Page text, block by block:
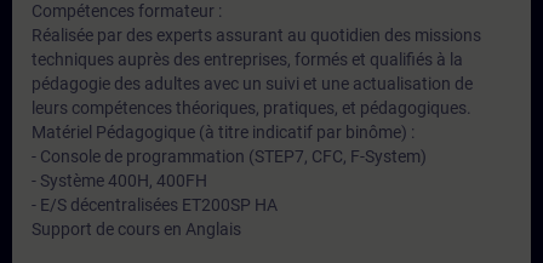
Compétences formateur :
Réalisée par des experts assurant au quotidien des missions
techniques auprès des entreprises, formés et qualifiés à la
pédagogie des adultes avec un suivi et une actualisation de
leurs compétences théoriques, pratiques, et pédagogiques.
Matériel Pédagogique (à titre indicatif par binôme) :
- Console de programmation (STEP7, CFC, F-System)
- Système 400H, 400FH
- E/S décentralisées ET200SP HA
Support de cours en Anglais